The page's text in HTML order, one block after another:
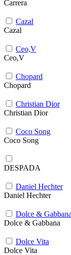
Carrera
Cazal
Cazal
Ceo,V
Ceo,V
Chopard
Chopard
Christian Dior
Christian Dior
Coco Song
Coco Song
DESPADA
Daniel Hechter
Daniel Hechter
Dolce & Gabbana
Dolce & Gabbana
Dolce Vita
Dolce Vita